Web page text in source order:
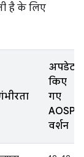
है के लिए
अपडेट
किए
गए
AOSP
वर्शन